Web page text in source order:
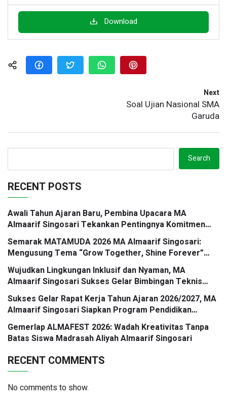
Download
Next
Soal Ujian Nasional SMA
Garuda
Search
RECENT POSTS
Awali Tahun Ajaran Baru, Pembina Upacara MA
Almaarif Singosari Tekankan Pentingnya Komitmen
Belajar dan Karakter Kuat
Semarak MATAMUDA 2026 MA Almaarif Singosari:
Mengusung Tema “Grow Together, Shine Forever”
Menuju Generasi Unggul dan Berkarakter
Wujudkan Lingkungan Inklusif dan Nyaman, MA
Almaarif Singosari Sukses Gelar Bimbingan Teknis
Konvensi Hak Anak dan Implementasi Satuan
Pendidikan Ramah Anak
Sukses Gelar Rapat Kerja Tahun Ajaran 2026/2027, MA
Almaarif Singosari Siapkan Program Pendidikan
Berkualitas
Gemerlap ALMAFEST 2026: Wadah Kreativitas Tanpa
Batas Siswa Madrasah Aliyah Almaarif Singosari
RECENT COMMENTS
No comments to show.